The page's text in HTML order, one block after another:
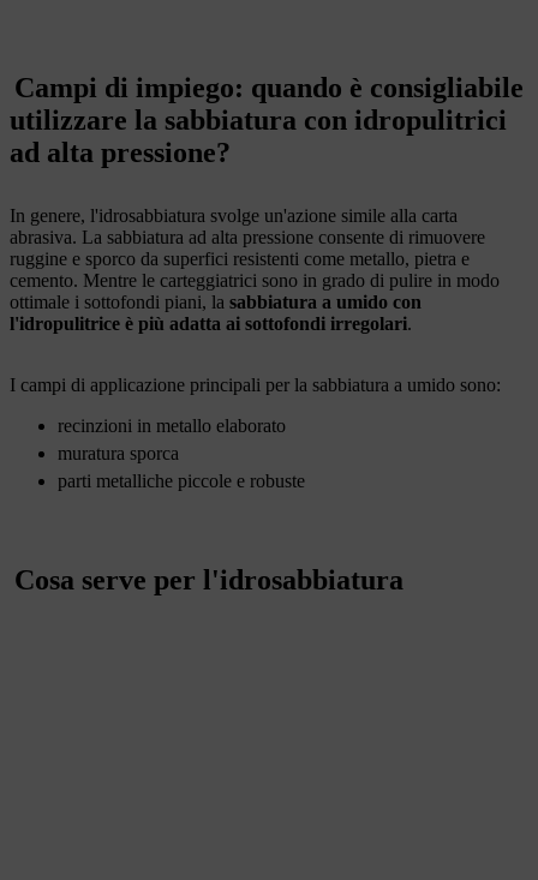
Campi di impiego: quando è consigliabile
utilizzare la sabbiatura con idropulitrici
ad alta pressione?
In genere, l'idrosabbiatura svolge un'azione simile alla carta
abrasiva. La sabbiatura ad alta pressione consente di rimuovere
ruggine e sporco da superfici resistenti come metallo, pietra e
cemento. Mentre le carteggiatrici sono in grado di pulire in modo
ottimale i sottofondi piani, la sabbiatura a umido con
l'idropulitrice è più adatta ai sottofondi irregolari.
I campi di applicazione principali per la sabbiatura a umido sono:
recinzioni in metallo elaborato
muratura sporca
parti metalliche piccole e robuste
Cosa serve per l'idrosabbiatura